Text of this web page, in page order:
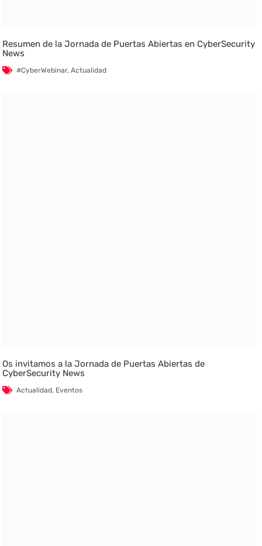
Resumen de la Jornada de Puertas Abiertas en CyberSecurity
News
#CyberWebinar,Actualidad
Os invitamos a la Jornada de Puertas Abiertas de
CyberSecurity News
Actualidad, Eventos